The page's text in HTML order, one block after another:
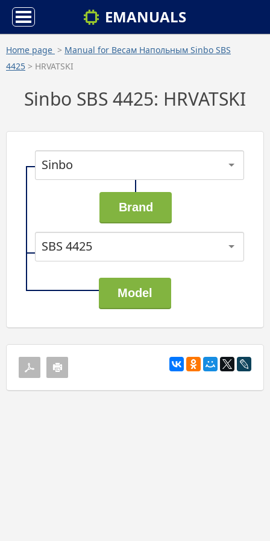
EMANUALS
Home page > Manual for Весам Напольным Sinbo SBS
4425 > HRVATSKI
Sinbo SBS 4425: HRVATSKI
Sinbo
SBS 4425